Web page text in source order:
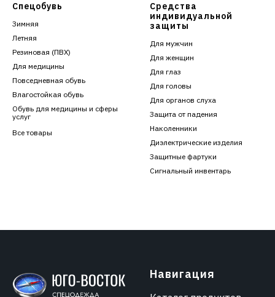
Спецобувь
Зимняя
Летняя
Резиновая (ПВХ)
Для медицины
Повседневная обувь
Влагостойкая обувь
Обувь для медицины и сферы
услуг
Все товары
Средства
индивидуальной
защиты
Для мужчин
Для женщин
Для глаз
Для головы
Для органов слуха
Защита от падения
Наколенники
Диэлектрические изделия
Защитные фартуки
Сигнальный инвентарь
Навигация